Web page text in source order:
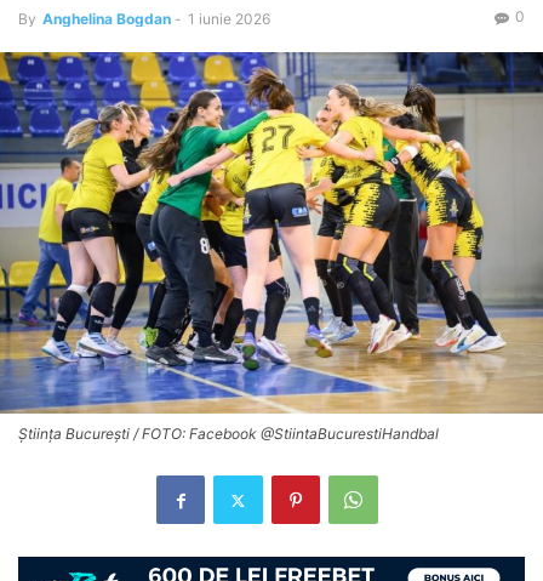
By Anghelina Bogdan - 1 iunie 2026 0
Știința București / FOTO: Facebook @StiintaBucurestiHandbal